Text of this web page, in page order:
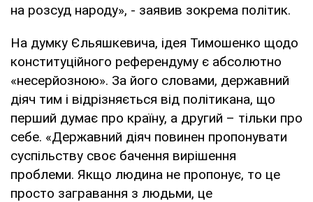
на розсуд народу», - заявив зокрема політик.
На думку Єльяшкевича, ідея Тимошенко щодо
конституційного референдуму є абсолютно
«несерйозною». За його словами, державний
діяч тим і відрізняється від політикана, що
перший думає про країну, а другий – тільки про
себе. «Державний діяч повинен пропонувати
суспільству своє бачення вирішення
проблеми. Якщо людина не пропонує, то це
просто загравання з людьми, це